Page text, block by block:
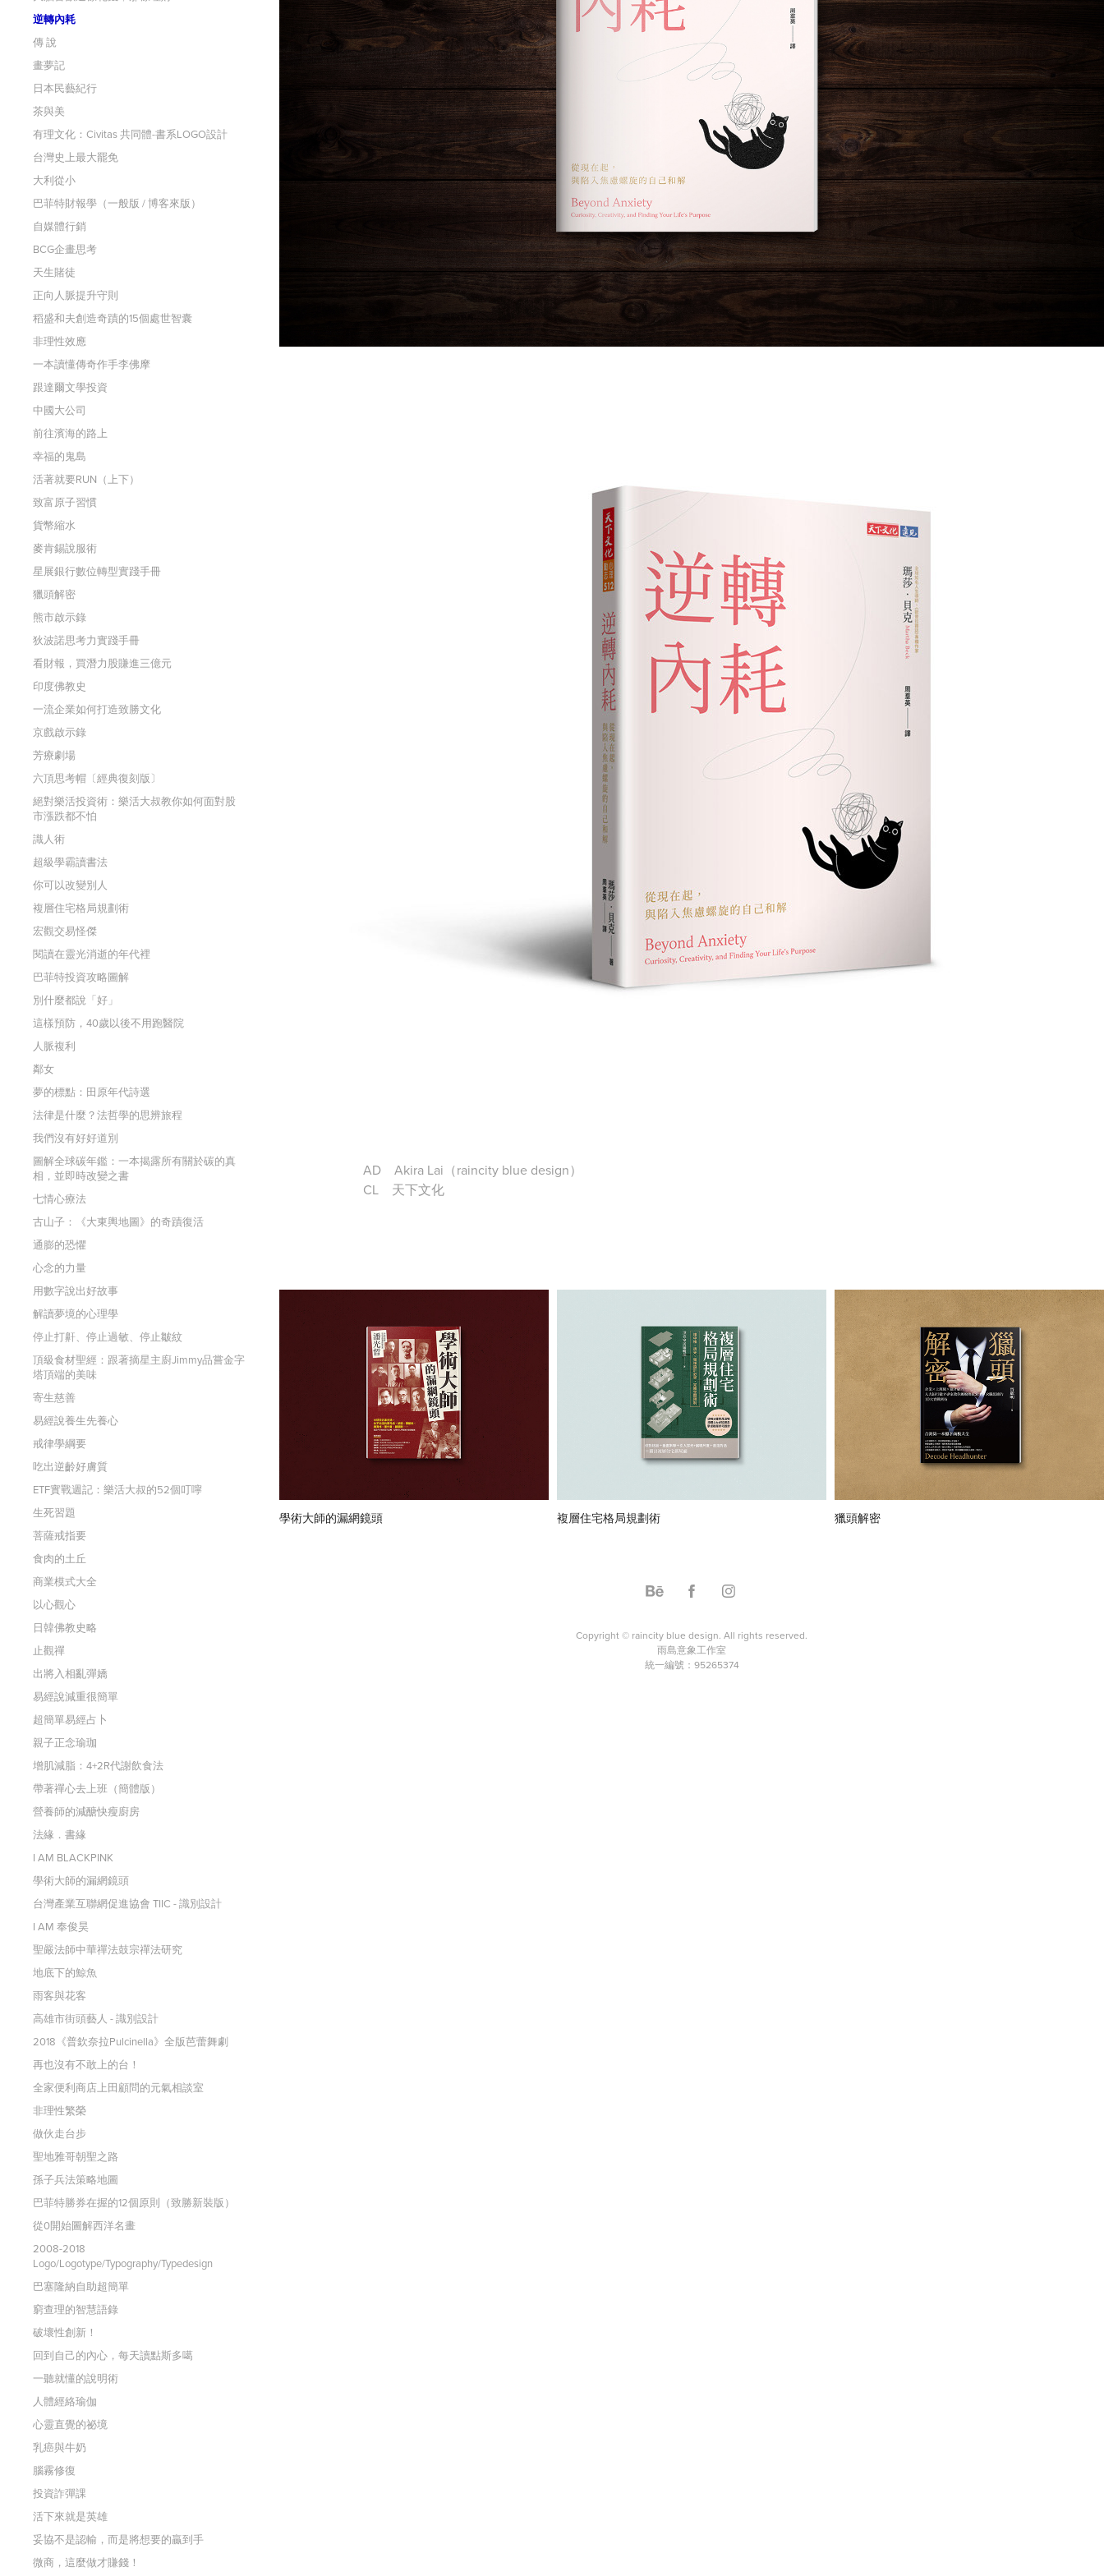
逆轉內耗
傳 說
畫夢記
日本民藝紀行
茶與美
有理文化：Civitas 共同體-書系LOGO設計
台灣史上最大罷免
大利從小
巴菲特財報學（一般版 / 博客來版）
自媒體行銷
BCG企畫思考
天生賭徒
正向人脈提升守則
稻盛和夫創造奇蹟的15個處世智囊
非理性效應
一本讀懂傳奇作手李佛摩
跟達爾文學投資
中國大公司
前往濱海的路上
幸福的鬼島
活著就要RUN（上下）
致富原子習慣
貨幣縮水
麥肯錫說服術
星展銀行數位轉型實踐手冊
獵頭解密
熊市啟示錄
狄波諾思考力實踐手冊
看財報，買潛力股賺進三億元
印度佛教史
一流企業如何打造致勝文化
京戲啟示錄
芳療劇場
六頂思考帽〔經典復刻版〕
絕對樂活投資術：樂活大叔教你如何面對股
市漲跌都不怕
識人術
超級學霸讀書法
你可以改變別人
複層住宅格局規劃術
宏觀交易怪傑
閱讀在靈光消逝的年代裡
巴菲特投資攻略圖解
別什麼都說「好」
這樣預防，40歲以後不用跑醫院
人脈複利
鄰女
夢的標點：田原年代詩選
法律是什麼？法哲學的思辨旅程
我們沒有好好道別
圖解全球碳年鑑：一本揭露所有關於碳的真
相，並即時改變之書
七情心療法
古山子：《大東輿地圖》的奇蹟復活
通膨的恐懼
心念的力量
用數字說出好故事
解讀夢境的心理學
停止打鼾、停止過敏、停止皺紋
頂級食材聖經：跟著摘星主廚Jimmy品嘗金字
塔頂端的美味
寄生慈善
易經說養生先養心
戒律學綱要
吃出逆齡好膚質
ETF實戰週記：樂活大叔的52個叮嚀
生死習題
菩薩戒指要
食肉的土丘
商業模式大全
以心觀心
日韓佛教史略
止觀禪
出將入相亂彈嬌
易經說減重很簡單
超簡單易經占卜
親子正念瑜珈
增肌減脂：4+2R代謝飲食法
帶著禪心去上班（簡體版）
營養師的減醣快瘦廚房
法緣．書緣
I AM BLACKPINK
學術大師的漏網鏡頭
台灣產業互聯網促進協會 TIIC - 識別設計
I AM 奉俊昊
聖嚴法師中華禪法鼓宗禪法研究
地底下的鯨魚
雨客與花客
高雄市街頭藝人 - 識別設計
2018《普欽奈拉Pulcinella》全版芭蕾舞劇
再也沒有不敢上的台！
全家便利商店上田顧問的元氣相談室
非理性繁榮
做伙走台步
聖地雅哥朝聖之路
孫子兵法策略地圖
巴菲特勝券在握的12個原則（致勝新裝版）
從0開始圖解西洋名畫
2008-2018
Logo/Logotype/Typography/Typedesign
巴塞隆納自助超簡單
窮查理的智慧語錄
破壞性創新！
回到自己的內心，每天讀點斯多噶
一聽就懂的說明術
人體經絡瑜伽
心靈直覺的祕境
乳癌與牛奶
腦霧修復
投資詐彈課
活下來就是英雄
妥協不是認輸，而是將想要的贏到手
微商，這麼做才賺錢！
AD
Akira Lai（raincity blue design）
CL
天下文化
學術大師的漏網鏡頭 複層住宅格局規劃術 獵頭解密
Copyright © raincity blue design. All rights reserved.
雨島意象工作室
統一編號：95265374